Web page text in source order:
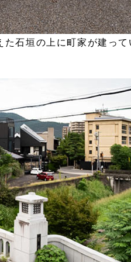
石垣の上に町家が建っ